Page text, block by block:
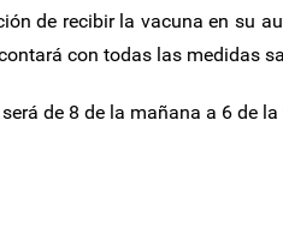
de recibir la vacuna en su
con todas las medidas
de 8 de la mañana a 6 de la